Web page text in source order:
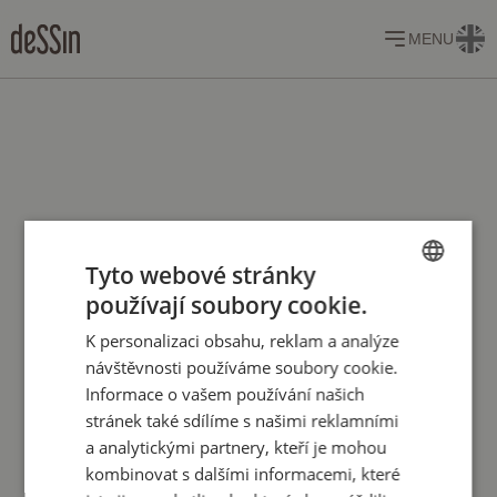
MENU
ENGLISH
Tyto webové stránky
používají soubory cookie.
K personalizaci obsahu, reklam a analýze
návštěvnosti používáme soubory cookie.
Informace o vašem používání našich
stránek také sdílíme s našimi reklamními
a analytickými partnery, kteří je mohou
kombinovat s dalšími informacemi, které